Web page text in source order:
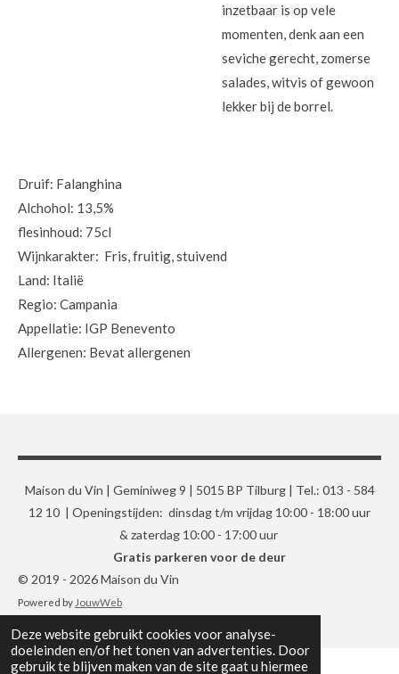
Deze website gebruikt cookies voor analyse-
doeleinden en/of het tonen van advertenties. Door
gebruik te blijven maken van de site gaat u hiermee
inzetbaar is op vele
momenten, denk aan een
seviche gerecht, zomerse
salades, witvis of gewoon
lekker bij de borrel.
Druif: Falanghina
Alchohol: 13,5%
flesinhoud: 75cl
Wijnkarakter: Fris, fruitig, stuivend
Land: Italië
Regio: Campania
Appellatie: IGP Benevento
Allergenen: Bevat allergenen
Maison du Vin | Geminiweg 9 | 5015 BP Tilburg | Tel.: 013 - 584
12 10 | Openingstijden: dinsdag t/m vrijdag 10:00 - 18:00 uur
& zaterdag 10:00 - 17:00 uur
Gratis parkeren voor de deur
© 2019 - 2026 Maison du Vin
Powered by JouwWeb